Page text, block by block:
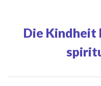
Die Kindheit